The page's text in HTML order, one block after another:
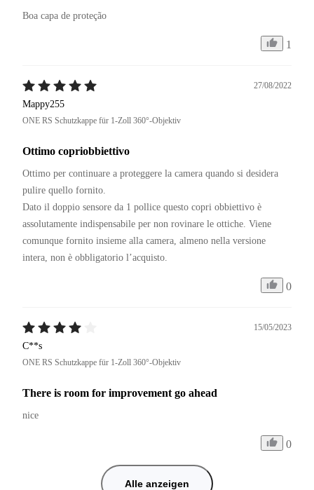
Boa capa de proteção
1
27/08/2022
Mappy255
ONE RS Schutzkappe für 1-Zoll 360°-Objektiv
Ottimo copriobbiettivo
Ottimo per continuare a proteggere la camera quando si desidera
pulire quello fornito.
Dato il doppio sensore da 1 pollice questo copri obbiettivo è
assolutamente indispensabile per non rovinare le ottiche. Viene
comunque fornito insieme alla camera, almeno nella versione
intera, non è obbligatorio l’acquisto.
0
15/05/2023
C**s
ONE RS Schutzkappe für 1-Zoll 360°-Objektiv
There is room for improvement go ahead
nice
0
Alle anzeigen